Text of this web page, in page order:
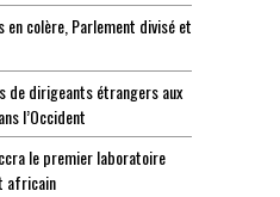
en colère, Parlement divisé et
de dirigeants étrangers aux
l’Occident
le premier laboratoire
africain